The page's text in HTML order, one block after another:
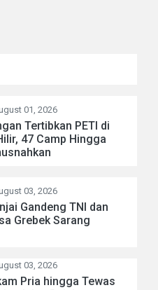
01, 2026
Tertibkan PETI di
47 Camp Hingga
03, 2026
Gandeng TNI dan
Grebek Sarang
03, 2026
Pria hingga Tewas